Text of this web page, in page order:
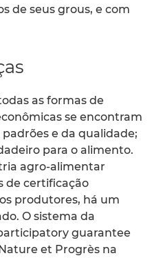
de seus grous, e com
as formas de
se encontram
e da qualidade;
para o alimento.
agro-alimentar
de certificação
produtores, há um
O sistema da
guarantee
et Progrès na